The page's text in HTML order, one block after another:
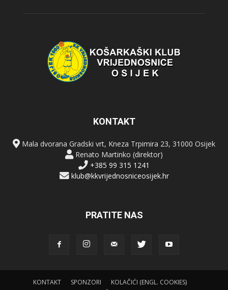
KONTAKT
Mala dvorana Gradski vrt, Kneza Trpimira 23, 31000 Osijek
Renato Martinko (direktor)
+385 99 315 1241
klub@kkvrijednosniceosijek.hr
PRATITE NAS
KONTAKT SPONZORI
KOLAČIĆI (ENGL. COOKIES)